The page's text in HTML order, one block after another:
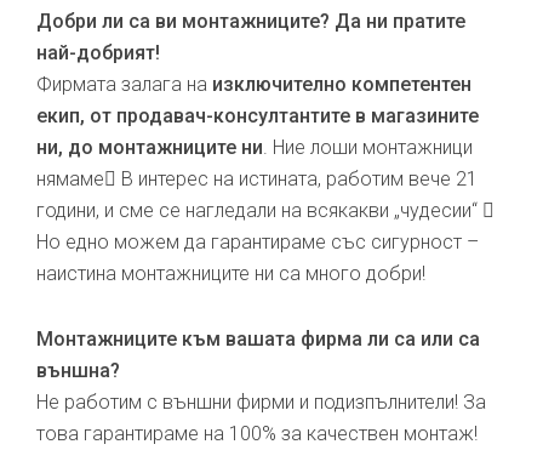
Добри ли са ви монтажниците? Да ни пратите
най-добрият!
Фирмата залага на изключително компетентен
екип, от продавач-консултантите в магазините
ни, до монтажниците ни. Ние лоши монтажници
нямаме В интерес на истината, работим вече 21
години, и сме се нагледали на всякакви „чудесии“ 
Но едно можем да гарантираме със сигурност –
наистина монтажниците ни са много добри!
Монтажниците към вашата фирма ли са или са
външна?
Не работим с външни фирми и подизпълнители! За
това гарантираме на 100% за качествен монтаж!